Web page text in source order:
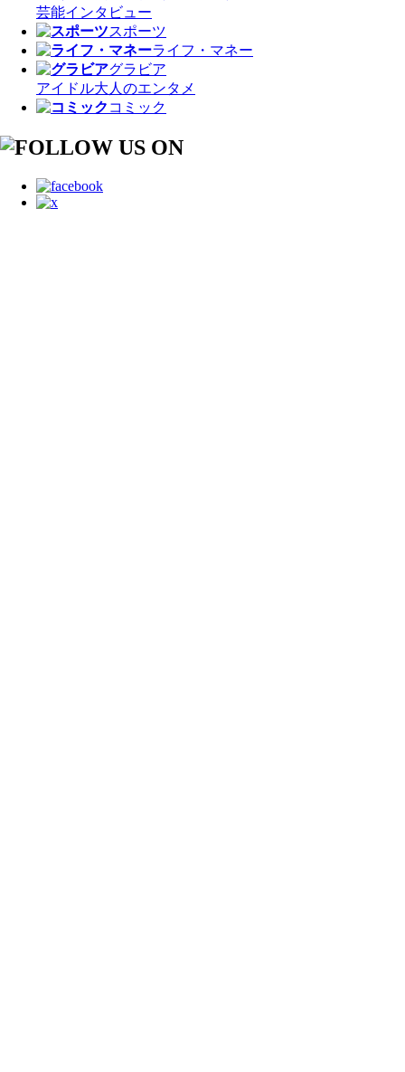
芸能インタビュー
スポーツ
ライフ・マネー
グラビア
アイドル大人のエンタメ
コミック